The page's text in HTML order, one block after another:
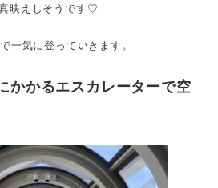
映えしそうです♡
一気に登っていきます。
かかるエスカレーターで空